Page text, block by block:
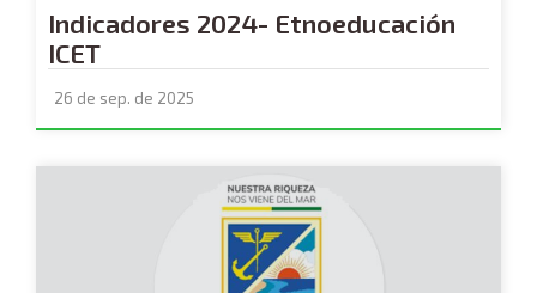
Indicadores 2024- Etnoeducación
ICET
26 de sep. de 2025